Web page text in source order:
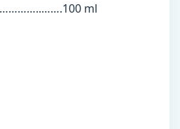
ml